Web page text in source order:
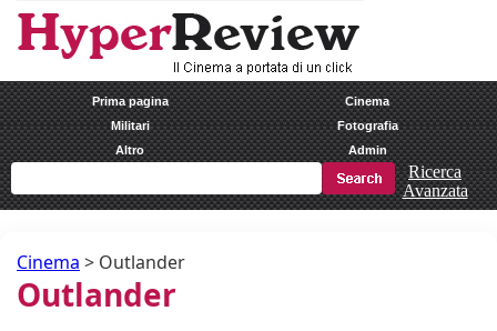
Prima pagina
Cinema
Militari
Fotografia
Altro
Admin
Ricerca
Avanzata
Cinema > Outlander
Outlander